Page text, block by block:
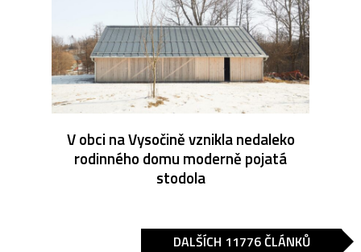
V obci na Vysočině vznikla nedaleko
rodinného domu moderně pojatá
stodola
DALŠÍCH 11776 ČLÁNKŮ